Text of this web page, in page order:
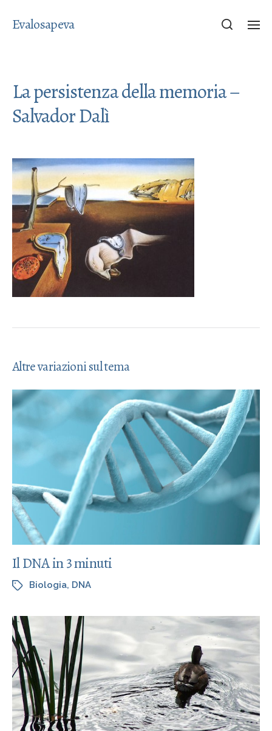
Evalosapeva
La persistenza della memoria –
Salvador Dalì
Altre variazioni sul tema
Il DNA in 3 minuti
Biologia, DNA